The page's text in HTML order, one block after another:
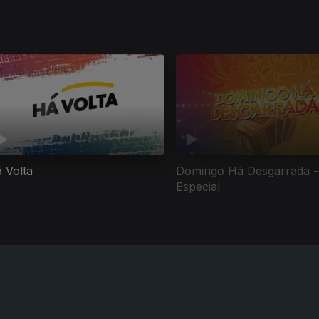
Volta
Domingo Há Desgarrada -
Especial